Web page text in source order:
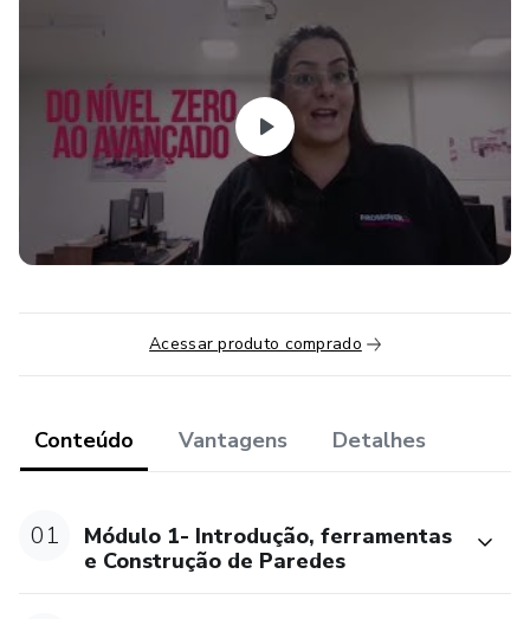
• Criação de projetos;
• Plano de corte;
• Renderização;
• Criação de plantas;
• Regras de medidas, usando ergonomia;
Acessar produto comprado
Conteúdo Vantagens Detalhes
01
Módulo 1- Introdução, ferramentas
e Construção de Paredes